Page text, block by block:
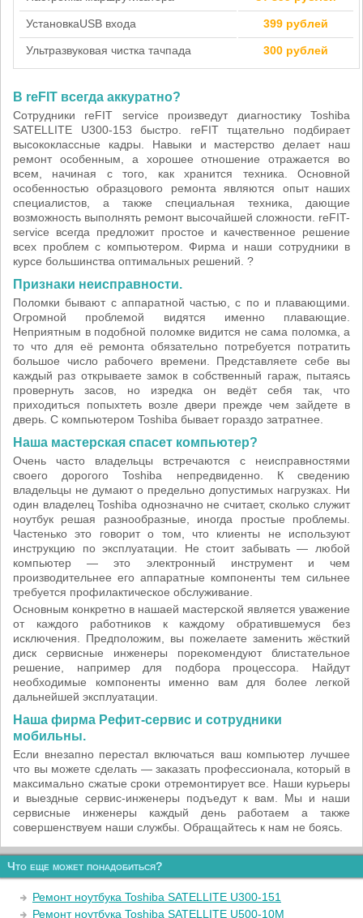
УстановкаUSB входа 399 рублей
Ультразвуковая чистка тачпада 300 рублей
В reFIT всегда аккуратно?
Сотрудники reFIT service произведут диагностику Toshiba
SATELLITE U300-153 быстро. reFIT тщательно подбирает
высококлассные кадры. Навыки и мастерство делает наш
ремонт особенным, а хорошее отношение отражается во
всем, начиная с того, как хранится техника. Основной
особенностью образцового ремонта являются опыт наших
специалистов, а также специальная техника, дающие
возможность выполнять ремонт высочайшей сложности. reFIT-
service всегда предложит простое и качественное решение
всех проблем с компьютером. Фирма и наши сотрудники в
курсе большинства оптимальных решений. ?
Признаки неисправности.
Поломки бывают с аппаратной частью, с по и плавающими.
Огромной проблемой видятся именно плавающие.
Неприятным в подобной поломке видится не сама поломка, а
то что для её ремонта обязательно потребуется потратить
большое число рабочего времени. Представляете себе вы
каждый раз открываете замок в собственный гараж, пытаясь
провернуть засов, но изредка он ведёт себя так, что
приходиться попыхтеть возле двери прежде чем зайдете в
дверь. С компьютером Toshiba бывает гораздо затратнее.
Наша мастерская спасет компьютер?
Очень часто владельцы встречаются с неисправностями
своего дорогого Toshiba непредвиденно. К сведению
владельцы не думают о предельно допустимых нагрузках. Ни
один владелец Toshiba однозначно не считает, сколько служит
ноутбук решая разнообразные, иногда простые проблемы.
Частенько это говорит о том, что клиенты не используют
инструкцию по эксплуатации. Не стоит забывать — любой
компьютер — это электронный инструмент и чем
производительнее его аппаратные компоненты тем сильнее
требуется профилактическое обслуживание.
Основным конкретно в нашаей мастерской является уважение
от каждого работников к каждому обратившемуся без
исключения. Предположим, вы пожелаете заменить жёсткий
диск сервисные инженеры порекомендуют блистательное
решение, например для подбора процессора. Найдут
необходимые компоненты именно вам для более легкой
дальнейшей эксплуатации.
Наша фирма Рефит-сервис и сотрудники
мобильны.
Если внезапно перестал включаться ваш компьютер лучшее
что вы можете сделать — заказать профессионала, который в
максимально сжатые сроки отремонтирует все. Наши курьеры
и выездные сервис-инженеры подъедут к вам. Мы и наши
сервисные инженеры каждый день работаем а также
совершенствуем наши службы. Обращайтесь к нам не боясь.
Что еще может понадобиться?
Ремонт ноутбука Toshiba SATELLITE U300-151
Ремонт ноутбука Toshiba SATELLITE U500-10M